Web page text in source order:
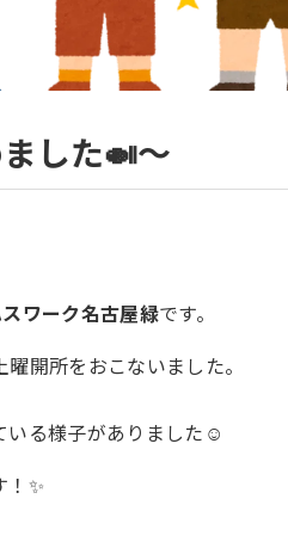
した🍛～
スワーク名古屋緑です。
開所をおこないました。
いる様子がありました☺
✨